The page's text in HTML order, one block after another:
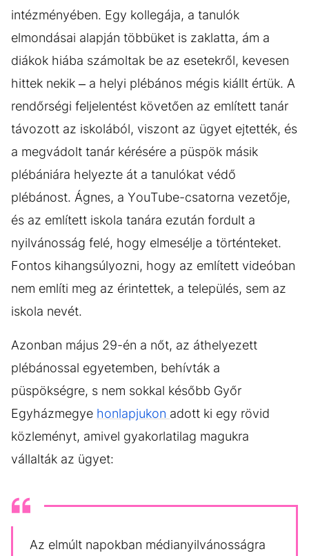
intézményében. Egy kollegája, a tanulók
elmondásai alapján többüket is zaklatta, ám a
diákok hiába számoltak be az esetekről, kevesen
hittek nekik – a helyi plébános mégis kiállt értük. A
rendőrségi feljelentést követően az említett tanár
távozott az iskolából, viszont az ügyet ejtették, és
a megvádolt tanár kérésére a püspök másik
plébániára helyezte át a tanulókat védő
plébánost. Ágnes, a YouTube-csatorna vezetője,
és az említett iskola tanára ezután fordult a
nyilvánosság felé, hogy elmesélje a történteket.
Fontos kihangsúlyozni, hogy az említett videóban
nem említi meg az érintettek, a település, sem az
iskola nevét.
Azonban május 29-én a nőt, az áthelyezett
plébánossal egyetemben, behívták a
püspökségre, s nem sokkal később Győr
Egyházmegye honlapjukon adott ki egy rövid
közleményt, amivel gyakorlatilag magukra
vállalták az ügyet:
Az elmúlt napokban médianyilvánosságra